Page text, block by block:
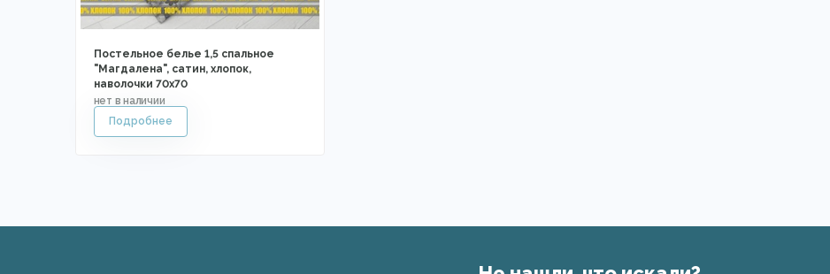
Постельное белье 1,5 спальное
"Магдалена", сатин, хлопок,
наволочки 70х70